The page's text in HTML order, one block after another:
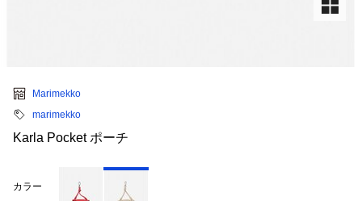
Marimekko
marimekko
Karla Pocket ポーチ
カラー